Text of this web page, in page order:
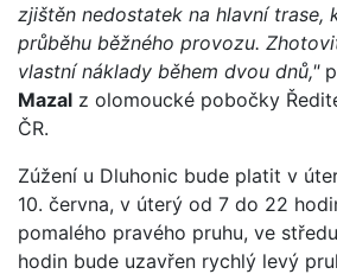
zjištěn nedostatek na hlavní trase,
průběhu běžného provozu.
vlastní náklady během dvou dnů,"
Mazal z olomoucké pobočky
ČR.
Zúžení u Dluhonic bude platit v
10. června, v úterý od 7 do 22
pomalého pravého pruhu, ve
hodin bude uzavřen rychlý levý